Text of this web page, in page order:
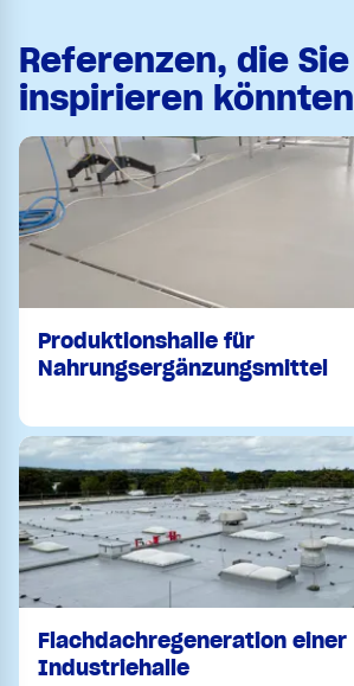
Referenzen, die Sie
inspirieren könnten
Produktionshalle für
Nahrungsergänzungsmittel
Flachdachregeneration einer
Industriehalle